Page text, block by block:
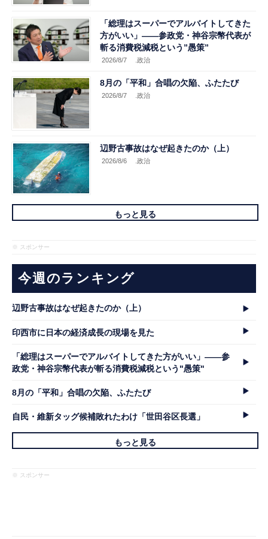
「総理はスーパーでアルバイトしてきた
方がいい」――参政党・神谷宗幣代表が
斬る消費税減税という”愚策”
2026/8/7 .政治
8月の「平和」合唱の欠陥、ふたたび
2026/8/7 .政治
辺野古事故はなぜ起きたのか（上）
2026/8/6 .政治
もっと見る
※ スポンサー
今週のランキング
辺野古事故はなぜ起きたのか（上）
印西市に日本の経済成長の現場を見た
「総理はスーパーでアルバイトしてきた方がいい」――参
政党・神谷宗幣代表が斬る消費税減税という"愚策"
8月の「平和」合唱の欠陥、ふたたび
自民・維新タッグ候補敗れたわけ「世田谷区長選」
もっと見る
※ スポンサー